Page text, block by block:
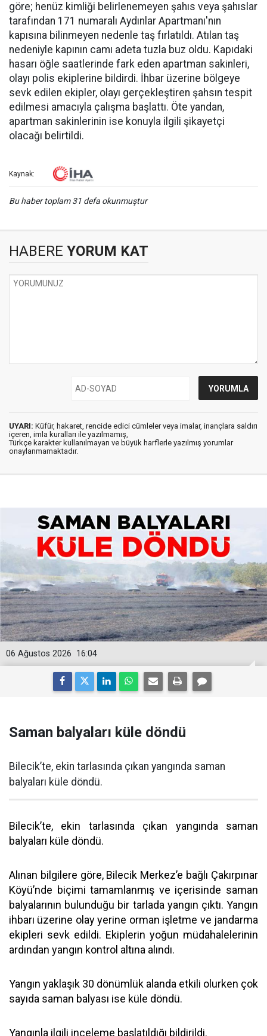
göre; henüz kimliği belirlenemeyen şahıs veya şahıslar
tarafından 171 numaralı Aydınlar Apartmanı'nın
kapısına bilinmeyen nedenle taş fırlatıldı. Atılan taş
nedeniyle kapının camı adeta tuzla buz oldu. Kapıdaki
hasarı öğle saatlerinde fark eden apartman sakinleri,
olayı polis ekiplerine bildirdi. İhbar üzerine bölgeye
sevk edilen ekipler, olayı gerçekleştiren şahsın tespit
edilmesi amacıyla çalışma başlattı. Öte yandan,
apartman sakinlerinin ise konuyla ilgili şikayetçi
olacağı belirtildi.
Kaynak:
Bu haber toplam 31 defa okunmuştur
HABERE YORUM KAT
UYARI: Küfür, hakaret, rencide edici cümleler veya imalar, inançlara saldırı
içeren, imla kuralları ile yazılmamış,
Türkçe karakter kullanılmayan ve büyük harflerle yazılmış yorumlar
onaylanmamaktadır.
16:04
06 Ağustos 2026
Saman balyaları küle döndü
Bilecik’te, ekin tarlasında çıkan yangında saman
balyaları küle döndü.
Bilecik’te, ekin tarlasında çıkan yangında saman
balyaları küle döndü.
Alınan bilgilere göre, Bilecik Merkez’e bağlı Çakırpınar
Köyü’nde biçimi tamamlanmış ve içerisinde saman
balyalarının bulunduğu bir tarlada yangın çıktı. Yangın
ihbarı üzerine olay yerine orman işletme ve jandarma
ekipleri sevk edildi. Ekiplerin yoğun müdahalelerinin
ardından yangın kontrol altına alındı.
Yangın yaklaşık 30 dönümlük alanda etkili olurken çok
sayıda saman balyası ise küle döndü.
Yangınla ilgili inceleme başlatıldığı bildirildi.